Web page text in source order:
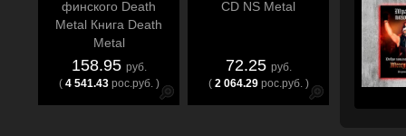
финского Death
Metal Книга Death
Metal
158.95 руб.
( 4 541.43 рос.руб. )
CD NS Metal
72.25 руб.
( 2 064.29 рос.руб. )